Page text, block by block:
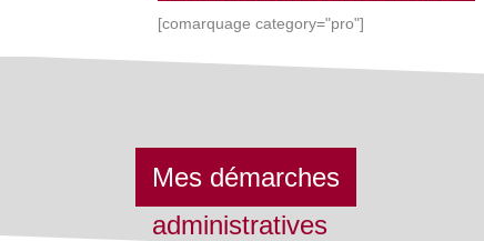
[comarquage category="pro"]
Mes démarches
administratives